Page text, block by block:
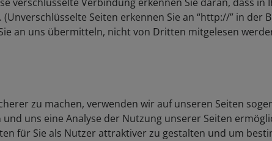
Seiten erkennen Sie an “http://” in der
an uns übermitteln, nicht von Dritten mitgelesen
zu machen, verwenden wir auf unseren Seiten
uns eine Analyse der Nutzung unserer Seiten
für Sie als Nutzer attraktiver zu gestalten und um